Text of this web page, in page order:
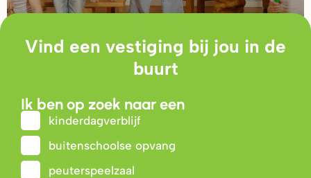
Vind een vestiging bij jou in de
buurt
Ik ben op zoek naar een
kinderdagverblijf
buitenschoolse opvang
peuterspeelzaal